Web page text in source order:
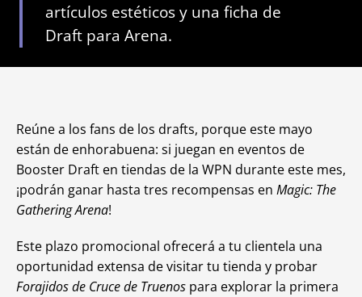
artículos estéticos y una ficha de
Draft para Arena.
Reúne a los fans de los drafts, porque este mayo
están de enhorabuena: si juegan en eventos de
Booster Draft en tiendas de la WPN durante este mes,
¡podrán ganar hasta tres recompensas en Magic: The
Gathering Arena!
Este plazo promocional ofrecerá a tu clientela una
oportunidad extensa de visitar tu tienda y probar
Forajidos de Cruce de Truenos para explorar la primera